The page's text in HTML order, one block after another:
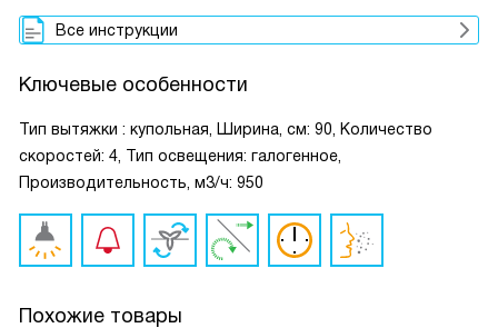
Все инструкции
Ключевые особенности
Тип вытяжки : купольная, Ширина, см: 90, Количество
скоростей: 4, Тип освещения: галогенное,
Производительность, м3/ч: 950
Похожие товары